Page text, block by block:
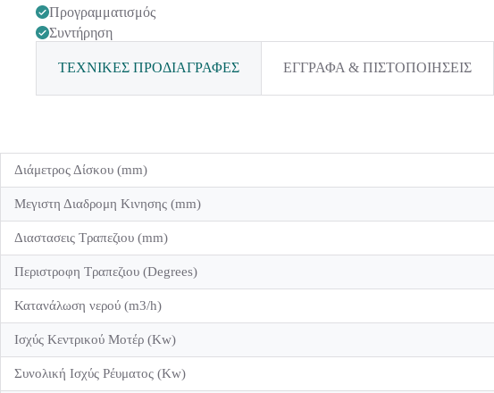
Προγραμματισμός
Συντήρηση
ΤΕΧΝΙΚΕΣ ΠΡΟΔΙΑΓΡΑΦΕΣ ΕΓΓΡΑΦΑ & ΠΙΣΤΟΠΟΙΗΣΕΙΣ
Διάμετρος Δίσκου (mm)
Μεγιστη Διαδρομη Κινησης (mm)
Διαστασεις Τραπεζιου (mm)
Περιστροφη Τραπεζιου (Degrees)
Κατανάλωση νερού (m3/h)
Ισχύς Κεντρικού Μοτέρ (Kw)
Συνολική Ισχύς Ρέυματος (Kw)